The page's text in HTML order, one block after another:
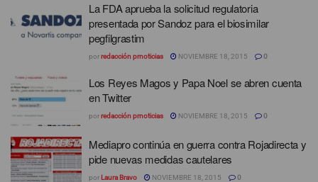
La FDA aprueba la solicitud regulatoria
presentada por Sandoz para el biosimilar
pegfilgrastim
porredacción prnoticias NOVIEMBRE 18, 2015 0
Los Reyes Magos y Papa Noel se abren cuenta
en Twitter
porredacción prnoticias NOVIEMBRE 18, 2015 0
Mediapro continúa en guerra contra Rojadirecta y
pide nuevas medidas cautelares
por Laura Bravo NOVIEMBRE 18, 2015 0